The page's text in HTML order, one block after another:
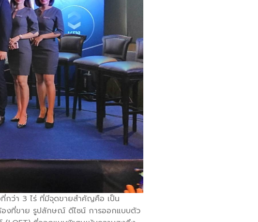
ที่กว่า 3 ไร่ ที่มีจุดขายสำคัญคือ เป็น
องที่ขาย รูปลักษณ์ ดีไซน์ การออกแบบตัว